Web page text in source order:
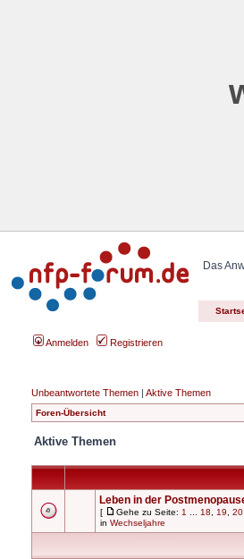
Das
Anmelden Registrieren
Unbeantwortete Themen | Aktive Themen
Foren-Übersicht
Aktive Themen
Leben in der
[ Gehe zu Seite: 1 18 19 20
in Wechseljahre